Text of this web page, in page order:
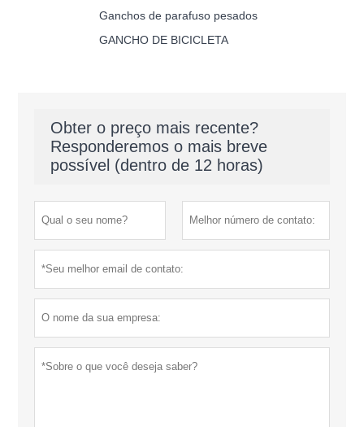
Ganchos de parafuso pesados
GANCHO DE BICICLETA
Obter o preço mais recente?
Responderemos o mais breve
possível (dentro de 12 horas)